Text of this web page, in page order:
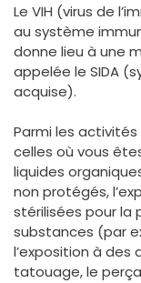
Le VIH (virus de
au système
donne lieu à une
appelée le SIDA
acquise).
Parmi les
celles où vous
liquides
non protégés,
stérilisées pour la
substances (par
l’exposition à des
tatouage, le